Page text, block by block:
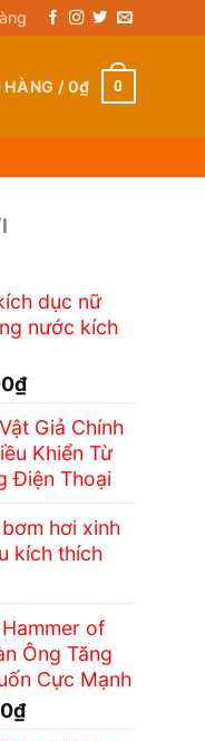
HÀNG /0₫ 0
dục nữ
nước kích
₫
Giả Chính
Khiển Từ
Điện Thoại
hơi xinh
kích thích
of
Ông Tăng
Cực Mạnh
₫